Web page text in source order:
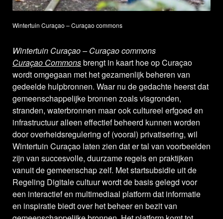
Wintertuin Curaçao – Curaçao commons
Wintertuin Curaçao – Curaçao commons
Curaçao Commonsbrengt in kaart hoe op Curaçao
wordt omgegaan met het gezamenlijk beheren van
gedeelde hulpbronnen. Waar nu de gedachte heerst dat
gemeenschappelijke bronnen zoals visgronden,
stranden, waterbronnen maar ook cultureel erfgoed en
infrastructuur alleen effectief beheerd kunnen worden
door overheidsregulering of (vooral) privatisering, wil
Wintertuin Curaçao laten zien dat er tal van voorbeelden
zijn van succesvolle, duurzame regels en praktijken
vanuit de gemeenschap zelf. Met startsubsidie uit de
Regeling Digitale cultuur wordt de basis gelegd voor
een interactief en multimediaal platform dat informatie
en inspiratie biedt over het beheer en bezit van